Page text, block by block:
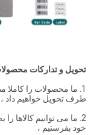
تحویل و تدارکات
1. ما محصولات را
طرف تحویل خواهیم داد ،
2. ما می توانیم
خود بفرستیم ،